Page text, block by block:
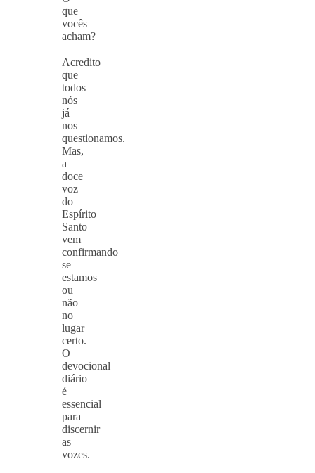
que
vocês
acham?
Acredito
que
todos
nós
já
nos
questionamos.
Mas,
a
doce
voz
do
Espírito
Santo
vem
confirmando
se
estamos
ou
não
no
lugar
certo.
O
devocional
diário
é
essencial
para
discernir
as
vozes.